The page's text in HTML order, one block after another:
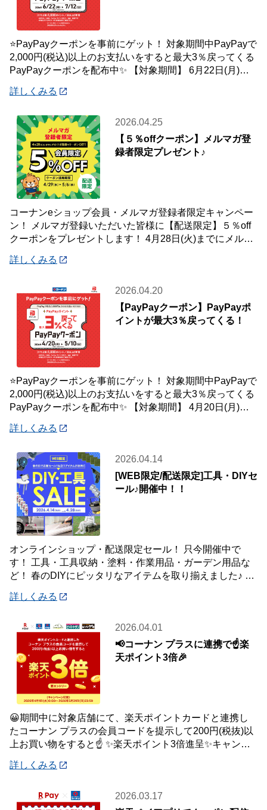
⭐PayPayクーポンを事前にゲット！ 対象期間中PayPayで
2,000円(税込)以上のお支払いをすると最大3％戻ってくる
PayPayクーポンを配布中✨ 【対象期間】 6月22日(月)～7
詳しくみる
2026.04.25
【５％offクーポン】メルマガ登
録者限定プレゼント♪
コーナンeショップ会員・メルマガ登録者限定キャンペー
ン！ メルマガ登録いただいた皆様に【配送限定】５％off
クーポンをプレゼントします！ 4月28日(火)までにメルマ
詳しくみる
2026.04.20
【PayPayクーポン】PayPayポ
イントが最大3％戻ってくる！
⭐PayPayクーポンを事前にゲット！ 対象期間中PayPayで
2,000円(税込)以上のお支払いをすると最大3％戻ってくる
PayPayクーポンを配布中✨ 【対象期間】 4月20日(月)～5
詳しくみる
2026.04.14
[WEB限定/配送限定]工具・DIYセ
ール♪開催中！！
オンラインショップ・配送限定セール！ 只今開催中で
す！ 工具・工具収納・塗料・作業用品・ガーデン用品な
ど！ 春のDIYにピッタリなアイテムを取り揃えました♪ 商
詳しくみる
2026.04.01
📢コーナン プラスに連携で☝️楽
天ポイント3倍🎉
😀期間中に対象店舗にて、楽天ポイントカードと連携し
たコーナン プラスの会員コードを提示して200円(税抜)以
上お買い物をすると☝️ ✨楽天ポイント3倍進呈✨キャンペ
詳しくみる
2026.03.17